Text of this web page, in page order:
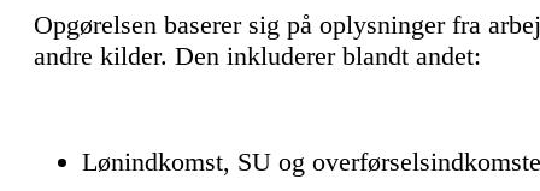
Opgørelsen baserer sig på oplysninger fra
andre kilder. Den inkluderer blandt andet:
Lønindkomst, SU og